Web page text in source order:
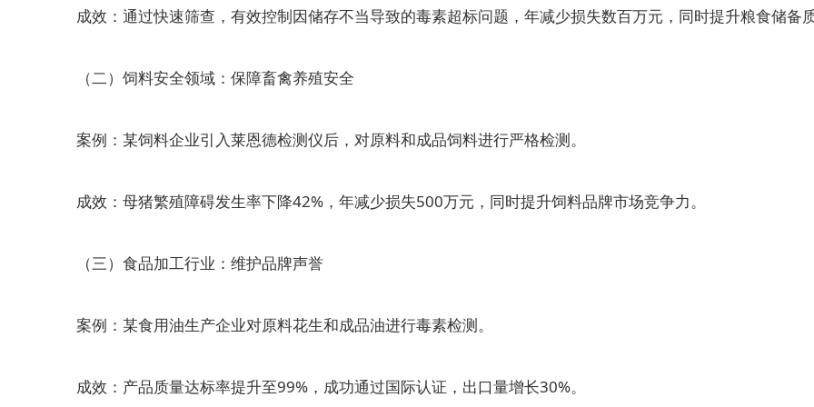
成效：通过快速筛查，有效控制因储存不当导致的毒素超标问题，年减少损失数百万元，同时提升粮食储备质
（二）饲料安全领域：保障畜禽养殖安全
案例：某饲料企业引入莱恩德检测仪后，对原料和成品饲料进行严格检测。
成效：母猪繁殖障碍发生率下降42%，年减少损失500万元，同时提升饲料品牌市场竞争力。
（三）食品加工行业：维护品牌声誉
案例：某食用油生产企业对原料花生和成品油进行毒素检测。
成效：产品质量达标率提升至99%，成功通过国际认证，出口量增长30%。